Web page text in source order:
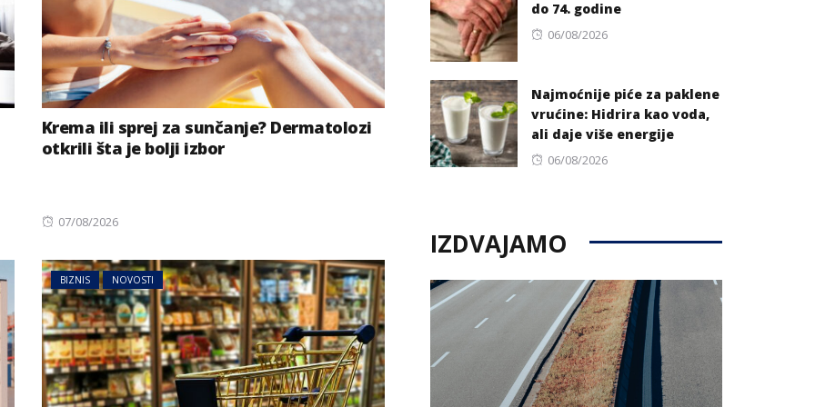
Krema ili sprej za sunčanje? Dermatolozi
otkrili šta je bolji izbor
Posted
07/08/2026
BIZNIS NOVOSTI
do 74. godine
Posted
06/08/2026
Najmoćnije piće za paklene
vrućine: Hidrira kao voda,
ali daje više energije
Posted
06/08/2026
IZDVAJAMO